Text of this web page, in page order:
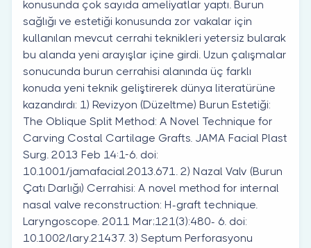
konusunda çok sayıda ameliyatlar yaptı. Burun
sağlığı ve estetiği konusunda zor vakalar için
kullanılan mevcut cerrahi teknikleri yetersiz bularak
bu alanda yeni arayışlar içine girdi. Uzun çalışmalar
sonucunda burun cerrahisi alanında üç farklı
konuda yeni teknik geliştirerek dünya literatürüne
kazandırdı: 1) Revizyon (Düzeltme) Burun Estetiği:
The Oblique Split Method: A Novel Technique for
Carving Costal Cartilage Grafts. JAMA Facial Plast
Surg. 2013 Feb 14:1-6. doi:
10.1001/jamafacial.2013.671. 2) Nazal Valv (Burun
Çatı Darlığı) Cerrahisi: A novel method for internal
nasal valve reconstruction: H-graft technique.
Laryngoscope. 2011 Mar;121(3):480- 6. doi:
10.1002/lary.21437. 3) Septum Perforasyonu